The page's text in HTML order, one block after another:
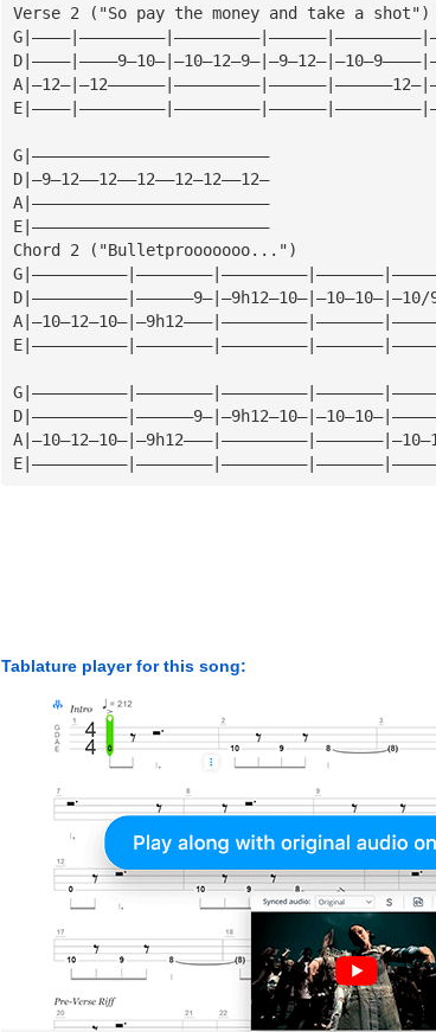
Verse 2 ("So pay the money and take a shot")
G|—————————————————————————
D|—9—12——12——12——12—12——12—
A|—————————————————————————
E|—————————————————————————
Chord 2 ("Bulletprooooooo...")
D|——————————|——————9—|—9h12—10—|—10—10—|—10/
Tablature player for this song: